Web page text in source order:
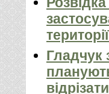
Гладчук